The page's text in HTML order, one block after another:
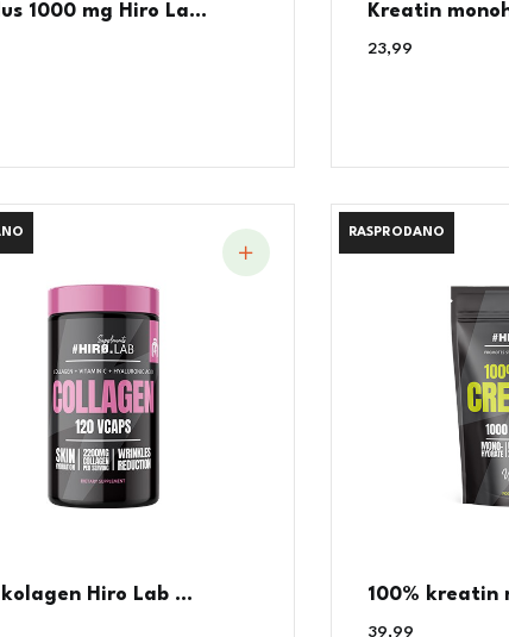
1000 mg Hiro La... Kreatin
23,99
Hiro Lab ...
RASPRODANO
RASPRODANO
100% kreatin
39,99